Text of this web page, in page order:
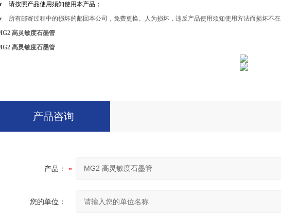
请按照产品使用须知使用本产品；
所有邮寄过程中的损坏的邮回本公司，免费更换。人为损坏，违反产品使用须知使用方法而损坏不
高灵敏度石墨管
高灵敏度石墨管
产品咨询
产品：
您的单位：